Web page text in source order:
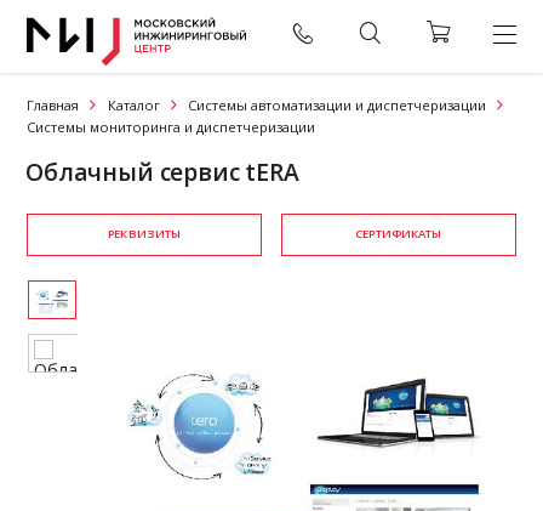
Главная Каталог
Системы автоматизации и диспетчеризации
Системы мониторинга и диспетчеризации
Облачный сервис tERA
РЕКВИЗИТЫ СЕРТИФИКАТЫ